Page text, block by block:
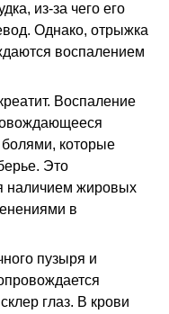
из-за чего его
Однако, отрыжка
воспалением
Воспаление
которые
Это
наличием жировых
в
пузыря и
глаз. В крови